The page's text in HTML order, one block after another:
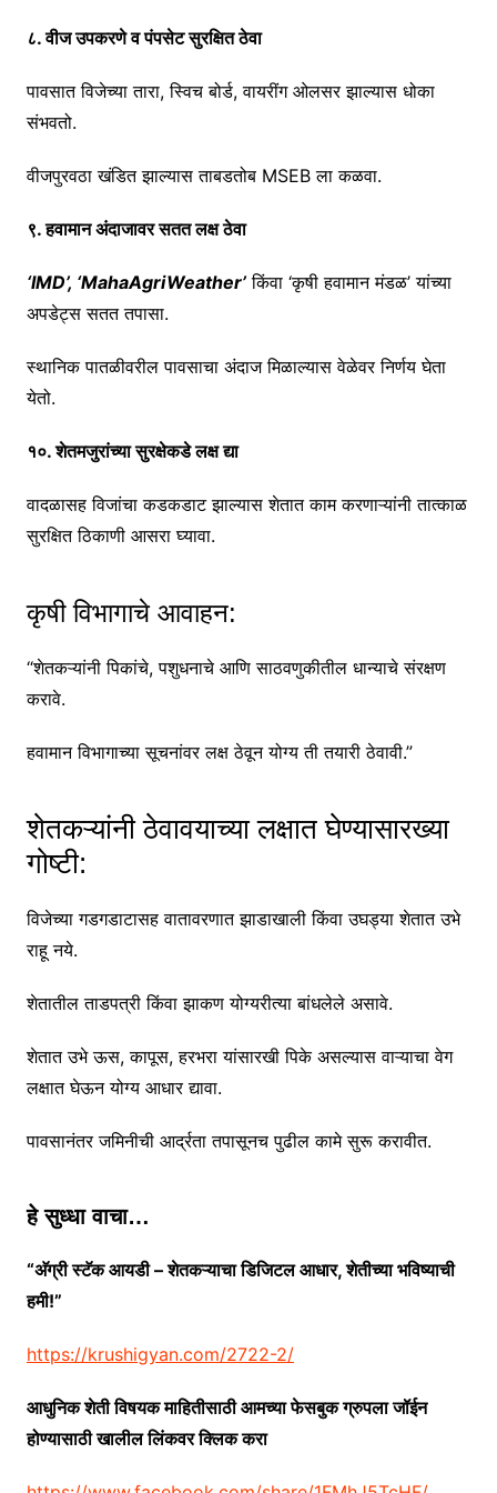
८. वीज उपकरणे व पंपसेट सुरक्षित ठेवा
पावसात विजेच्या तारा, स्विच बोर्ड, वायरींग ओलसर झाल्यास धोका
संभवतो.
वीजपुरवठा खंडित झाल्यास ताबडतोब MSEB ला कळवा.
९. हवामान अंदाजावर सतत लक्ष ठेवा
‘IMD’, ‘MahaAgriWeather’ किंवा ‘कृषी हवामान मंडळ’ यांच्या
अपडेट्स सतत तपासा.
स्थानिक पातळीवरील पावसाचा अंदाज मिळाल्यास वेळेवर निर्णय घेता
येतो.
१०. शेतमजुरांच्या सुरक्षेकडे लक्ष द्या
वादळासह विजांचा कडकडाट झाल्यास शेतात काम करणाऱ्यांनी तात्काळ
सुरक्षित ठिकाणी आसरा घ्यावा.
कृषी विभागाचे आवाहन:
“शेतकऱ्यांनी पिकांचे, पशुधनाचे आणि साठवणुकीतील धान्याचे संरक्षण
करावे.
हवामान विभागाच्या सूचनांवर लक्ष ठेवून योग्य ती तयारी ठेवावी.”
शेतकऱ्यांनी ठेवावयाच्या लक्षात घेण्यासारख्या
गोष्टी:
विजेच्या गडगडाटासह वातावरणात झाडाखाली किंवा उघड्या शेतात उभे
राहू नये.
शेतातील ताडपत्री किंवा झाकण योग्यरीत्या बांधलेले असावे.
शेतात उभे ऊस, कापूस, हरभरा यांसारखी पिके असल्यास वाऱ्याचा वेग
लक्षात घेऊन योग्य आधार द्यावा.
पावसानंतर जमिनीची आर्द्रता तपासूनच पुढील कामे सुरू करावीत.
हे सुध्धा वाचा…
“अ‍ॅग्री स्टॅक आयडी – शेतकऱ्याचा डिजिटल आधार, शेतीच्या भविष्याची
हमी!”
https://krushigyan.com/2722-2/
आधुनिक शेती विषयक माहितीसाठी आमच्या फेसबुक ग्रुपला जॉईन
होण्यासाठी खालील लिंकवर क्लिक करा